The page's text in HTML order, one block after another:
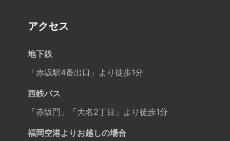
アクセス
地下鉄
「赤坂駅4番出口」より徒歩1分
西鉄バス
「赤坂門」「大名2丁目」より徒歩1分
福岡空港よりお越しの場合